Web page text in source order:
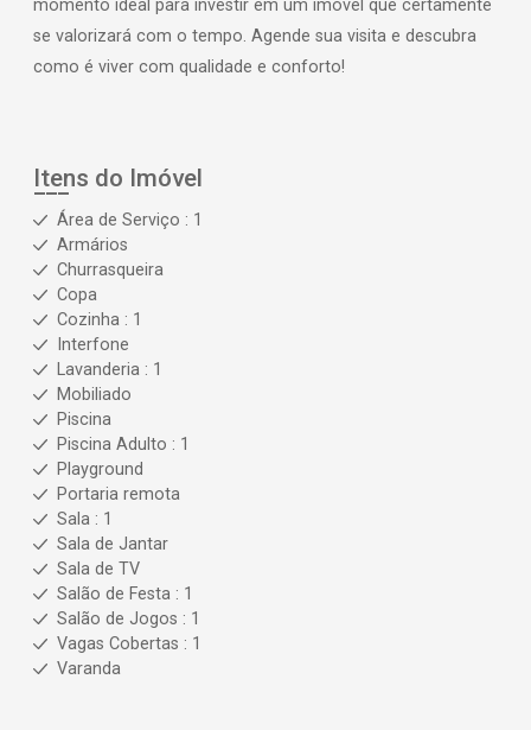
momento ideal para investir em um imóvel que certamente
se valorizará com o tempo. Agende sua visita e descubra
como é viver com qualidade e conforto!
Itens do Imóvel
Área de Serviço : 1
Armários
Churrasqueira
Copa
Cozinha : 1
Interfone
Lavanderia : 1
Mobiliado
Piscina
Piscina Adulto : 1
Playground
Portaria remota
Sala : 1
Sala de Jantar
Sala de TV
Salão de Festa : 1
Salão de Jogos : 1
Vagas Cobertas : 1
Varanda